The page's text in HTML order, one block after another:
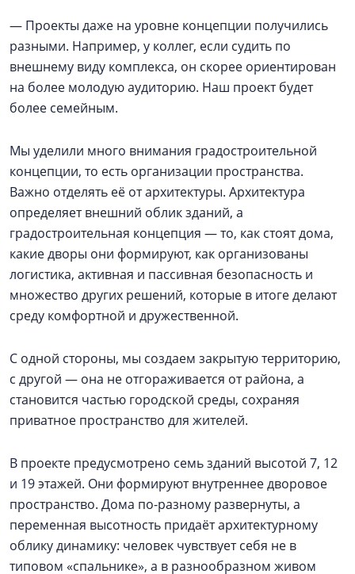
— Проекты даже на уровне концепции получились
разными. Например, у коллег, если судить по
внешнему виду комплекса, он скорее ориентирован
на более молодую аудиторию. Наш проект будет
более семейным.
Мы уделили много внимания градостроительной
концепции, то есть организации пространства.
Важно отделять её от архитектуры. Архитектура
определяет внешний облик зданий, а
градостроительная концепция — то, как стоят дома,
какие дворы они формируют, как организованы
логистика, активная и пассивная безопасность и
множество других решений, которые в итоге делают
среду комфортной и дружественной.
С одной стороны, мы создаем закрытую территорию,
с другой — она не отгораживается от района, а
становится частью городской среды, сохраняя
приватное пространство для жителей.
В проекте предусмотрено семь зданий высотой 7, 12
и 19 этажей. Они формируют внутреннее дворовое
пространство. Дома по-разному развернуты, а
переменная высотность придаёт архитектурному
облику динамику: человек чувствует себя не в
типовом «спальнике», а в разнообразном живом